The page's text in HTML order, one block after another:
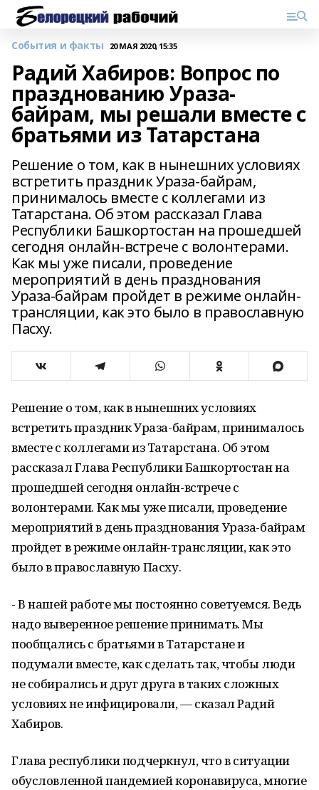
События и факты 20 МАЯ 2020, 15:35
Радий Хабиров: Вопрос по
празднованию Ураза-
байрам, мы решали вместе с
братьями из Татарстана
Решение о том, как в нынешних условиях
встретить праздник Ураза-байрам,
принималось вместе с коллегами из
Татарстана. Об этом рассказал Глава
Республики Башкортостан на прошедшей
сегодня онлайн-встрече с волонтерами.
Как мы уже писали, проведение
мероприятий в день празднования
Ураза-байрам пройдет в режиме онлайн-
трансляции, как это было в православную
Пасху.
Решение о том, как в нынешних условиях
встретить праздник Ураза-байрам, принималось
вместе с коллегами из Татарстана. Об этом
рассказал Глава Республики Башкортостан на
прошедшей сегодня онлайн-встрече с
волонтерами. Как мы уже писали, проведение
мероприятий в день празднования Ураза-байрам
пройдет в режиме онлайн-трансляции, как это
было в православную Пасху.
- В нашей работе мы постоянно советуемся. Ведь
надо выверенное решение принимать. Мы
пообщались с братьями в Татарстане и
подумали вместе, как сделать так, чтобы люди
не собирались и друг друга в таких сложных
условиях не инфицировали, — сказал Радий
Хабиров.
Глава республики подчеркнул, что в ситуации
обусловленной пандемией коронавируса, многие